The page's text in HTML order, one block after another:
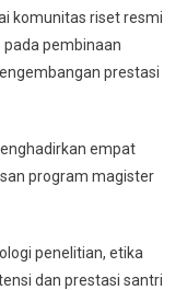
komunitas riset resmi
pada pembinaan
prestasi
empat
program magister
penelitian, etika
dan prestasi santri